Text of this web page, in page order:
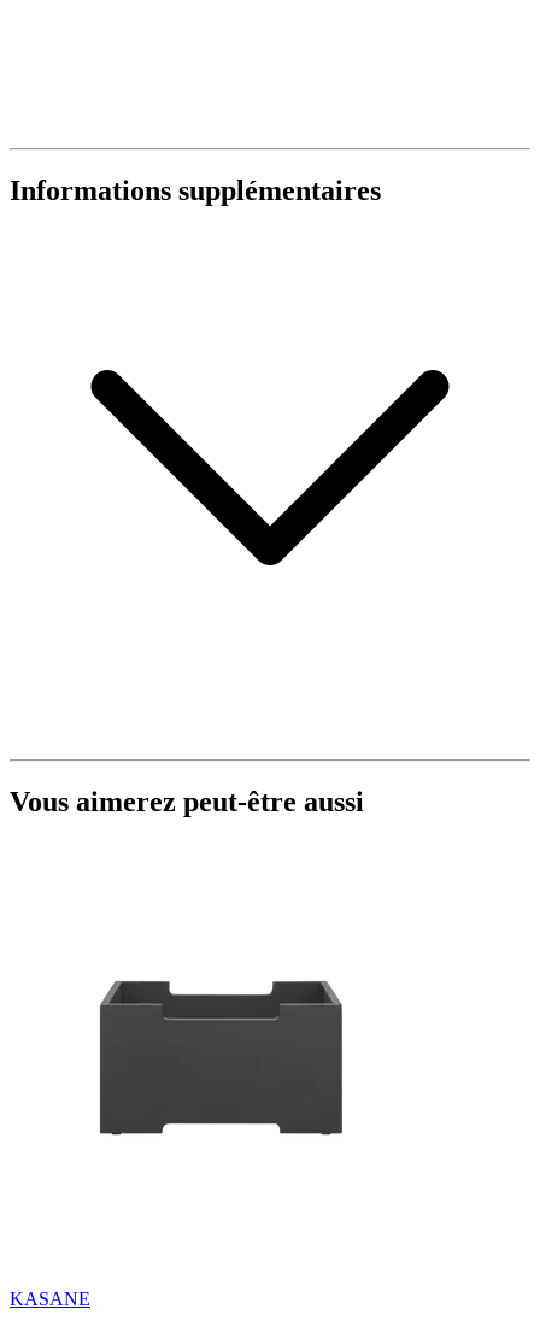
Informations supplémentaires
Vous aimerez peut-être aussi
KASANE